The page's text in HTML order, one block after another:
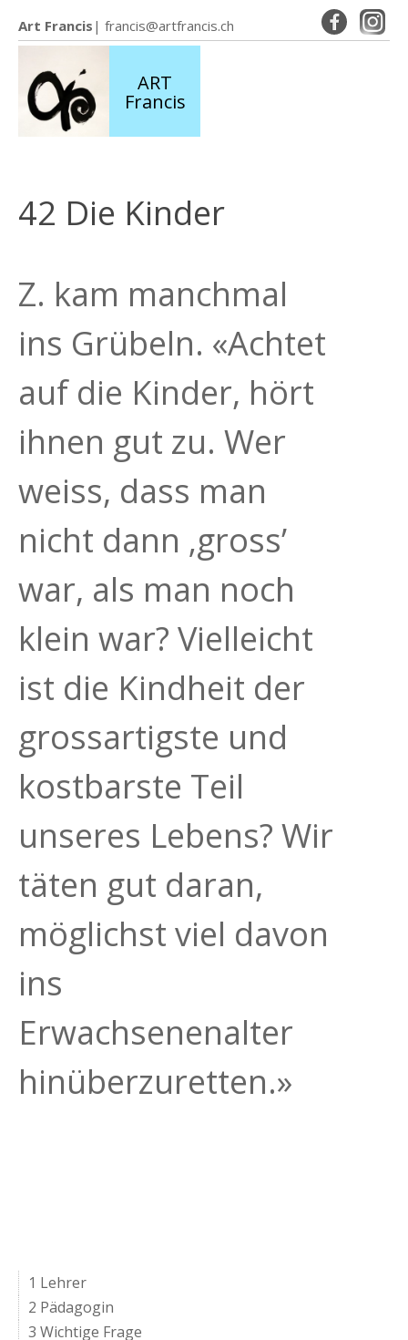
Art Francis | francis@artfrancis.ch
ART
Francis
42 Die Kinder
Z. kam manchmal
ins Grübeln. «Achtet
auf die Kinder, hört
ihnen gut zu. Wer
weiss, dass man
nicht dann ‚gross’
war, als man noch
klein war? Vielleicht
ist die Kindheit der
grossartigste und
kostbarste Teil
unseres Lebens? Wir
täten gut daran,
möglichst viel davon
ins
Erwachsenenalter
hinüberzuretten.»
1 Lehrer
2 Pädagogin
3 Wichtige Frage